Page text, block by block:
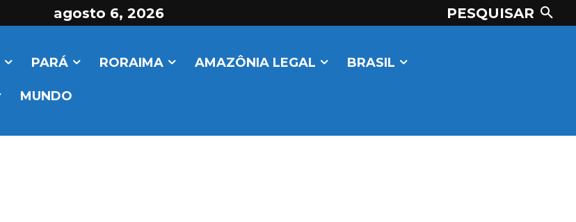
agosto 6, 2026 PESQUISAR
PARÁ RORAIMA AMAZÔNIA LEGAL BRASIL
MUNDO